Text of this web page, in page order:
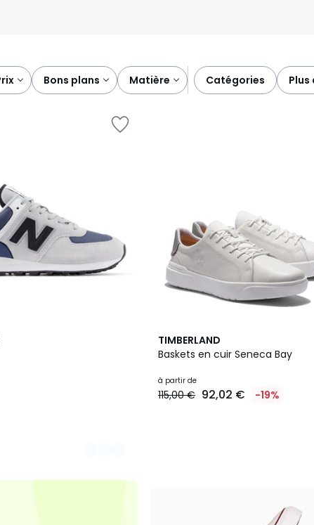
prix bons plans matière catégories
TIMBERLAND
Baskets en cuir Seneca Bay
à partir de
115,00 € 92,02 € -19%